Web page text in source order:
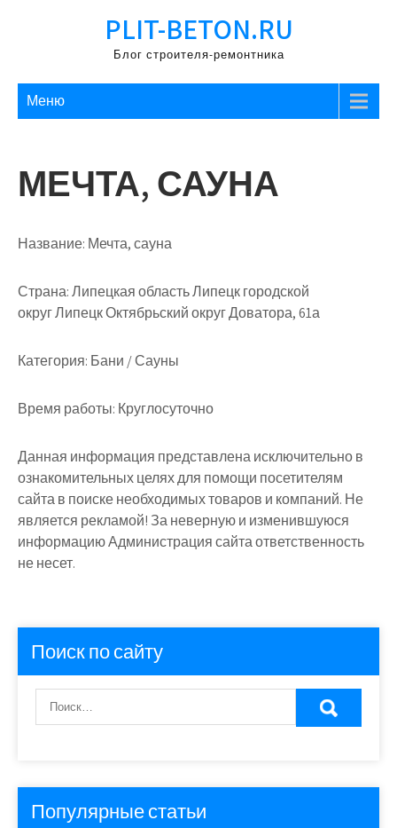
PLIT-BETON.RU
Блог строителя-ремонтника
Меню
МЕЧТА, САУНА
Название: Мечта, сауна
Страна:Липецкая область Липецк городской
округ Липецк Октябрьский округ Доватора, 61а
Категория: Бани / Сауны
Время работы: Круглосуточно
Данная информация представлена исключительно в
ознакомительных целях для помощи посетителям
сайта в поиске необходимых товаров и компаний. Не
является рекламой! За неверную и изменившуюся
информацию Администрация сайта ответственность
не несет.
Поиск по сайту
Популярные статьи